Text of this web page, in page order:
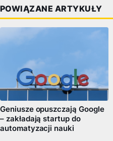
POWIĄZANE ARTYKUŁY
Geniusze opuszczają Google
– zakładają startup do
automatyzacji nauki